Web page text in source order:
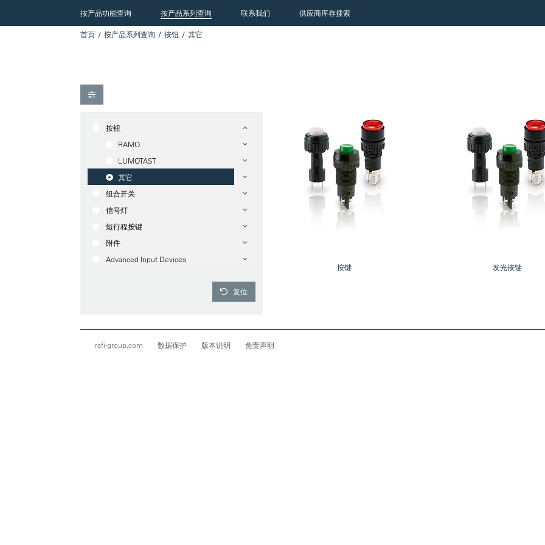
按产品功能查询 按产品系列查询 联系我们 供应商库存搜索
首页 按产品系列查询 按钮 其它
按钮
RAMO
LUMOTAST
其它
组合开关
信号灯
短行程按键
附件
Advanced Input Devices
复位
按键 发光按键
rafi-group.com 数据保护 版本说明 免责声明